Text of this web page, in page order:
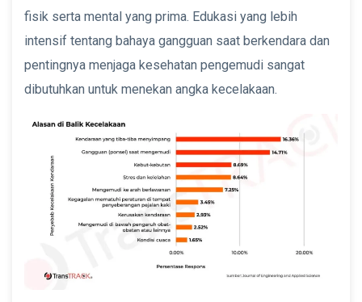
fisik serta mental yang prima. Edukasi yang lebih
intensif tentang bahaya gangguan saat berkendara dan
pentingnya menjaga kesehatan pengemudi sangat
dibutuhkan untuk menekan angka kecelakaan.